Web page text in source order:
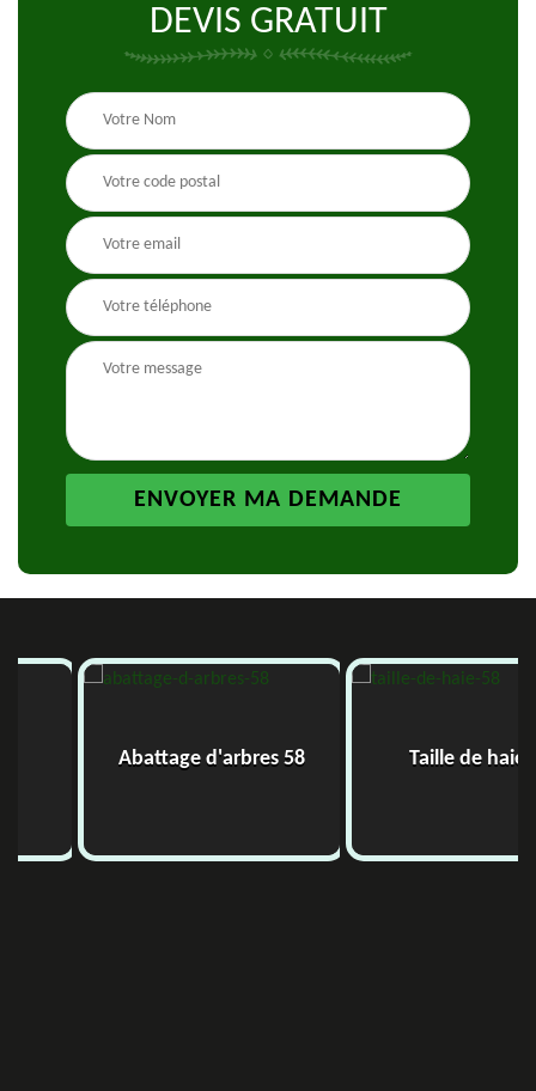
DEVIS GRATUIT
Abattage d'arbres 58 Taille de haie